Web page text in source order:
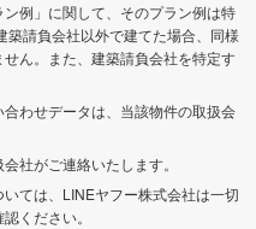
ン例」に関して、そのプラン例は特
請負会社以外で建てた場合、同様
ん。また、建築請負会社を特定す
わせデータは、当該物件の取扱会
社がご連絡いたします。
ては、LINEヤフー株式会社は一切
ください。